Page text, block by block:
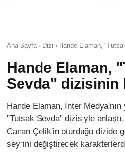
Ana Sayfa › Dizi › Hande Elaman,
Hande Elaman,
Sevda" dizisinin
Hande Elaman, İnter Medya'nın
"Tutsak Sevda" dizisiyle
Canan Çelik'in oturduğu dizide
seyrini değiştirecek